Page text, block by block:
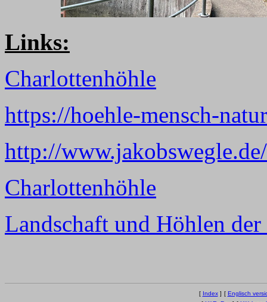
Links:
Charlottenhöhle
https://hoehle-mensch-
http://www.jakobswegle.de/
Charlottenhöhle
Landschaft und Höhlen der
[ Index] [ Englisch